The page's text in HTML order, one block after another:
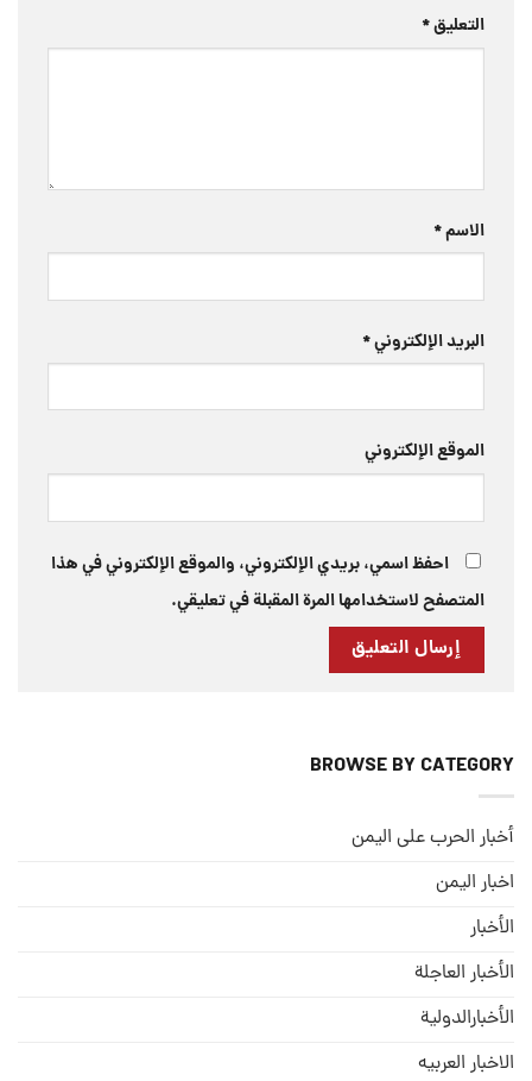
التعليق*
الاسم*
البريد الإلكتروني*
الموقع الإلكتروني
احفظ اسمي، بريدي الإلكتروني، والموقع الإلكتروني في هذا
المتصفح لاستخدامها المرة المقبلة في تعليقي.
BROWSE BY CATEGORY
أخبار الحرب على اليمن
اخبار اليمن
الأخبار
الأخبار العاجلة
الأخبارالدولية
الاخبار العربيه